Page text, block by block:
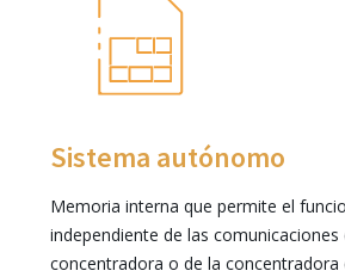
Sistema autónomo
Memoria interna que permite el
independiente de las
concentradora o de la concentradora